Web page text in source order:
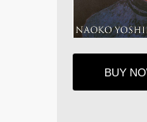
BUY